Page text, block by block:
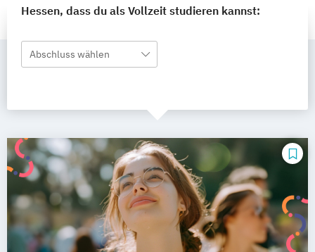
Hessen, dass du als Vollzeit studieren kannst:
Abschluss wählen